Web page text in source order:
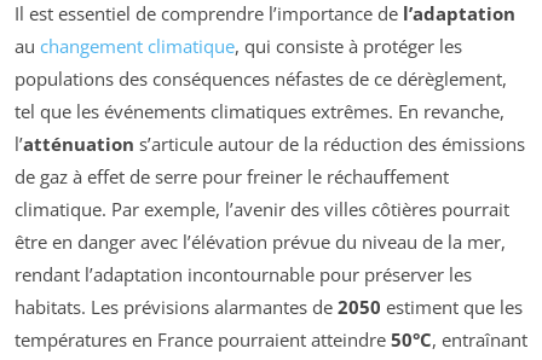
Il est essentiel de comprendre l’importance de l’adaptation
au changement climatique, qui consiste à protéger les
populations des conséquences néfastes de ce dérèglement,
tel que les événements climatiques extrêmes. En revanche,
l’atténuation s’articule autour de la réduction des émissions
de gaz à effet de serre pour freiner le réchauffement
climatique. Par exemple, l’avenir des villes côtières pourrait
être en danger avec l’élévation prévue du niveau de la mer,
rendant l’adaptation incontournable pour préserver les
habitats. Les prévisions alarmantes de 2050 estiment que les
températures en France pourraient atteindre 50°C, entraînant